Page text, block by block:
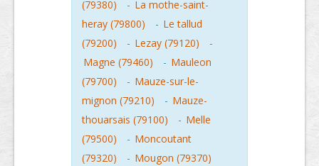
(79380)
- La mothe-saint-
heray (79800)
- Le tallud
(79200)
- Lezay (79120)
-
Magne (79460)
- Mauleon
(79700)
- Mauze-sur-le-
mignon (79210)
- Mauze-
thouarsais (79100)
- Melle
(79500)
- Moncoutant
(79320)
- Mougon (79370)